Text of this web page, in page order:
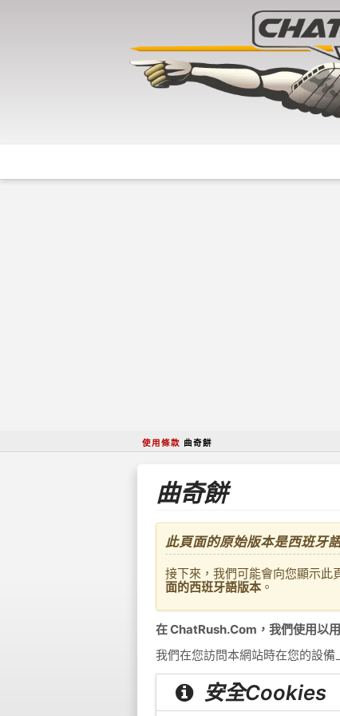
使用條款 曲奇餅
曲奇餅
此頁面的原始版本是西班牙
接下來，我們可能會向您顯示此
面的西班牙語版本。
在 ChatRush.Com，我們使用以
我們在您訪問本網站時在您的設備
安全Cookies